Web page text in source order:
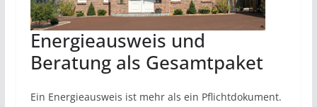
Energieausweis und
Beratung als Gesamtpaket
Ein Energieausweis ist mehr als ein Pflichtdokument.